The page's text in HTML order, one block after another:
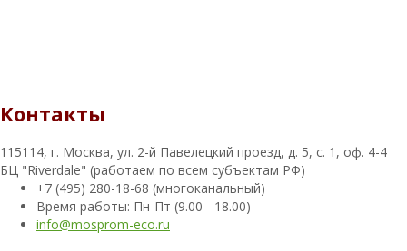
Контакты
115114, г. Москва, ул. 2-й Павелецкий проезд, д. 5, с. 1, оф. 4-4
БЦ "Riverdale" (работаем по всем субъектам РФ)
+7 (495) 280-18-68 (многоканальный)
Время работы: Пн-Пт (9.00 - 18.00)
info@mosprom-eco.ru